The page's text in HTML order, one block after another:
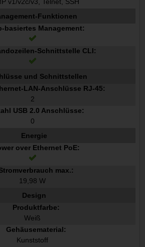
v1/v2c/v3, Telnet, SSH
Funktionen
basiertes Management:
Schnittstelle CLI:
und Schnittstellen
LAN-Anschlüsse RJ-45:
2
USB 2.0 Anschlüsse:
0
Energie
over Ethernet PoE:
max.:
19,98 W
Design
Produktfarbe:
Weiß
Gehäusematerial:
Kunststoff